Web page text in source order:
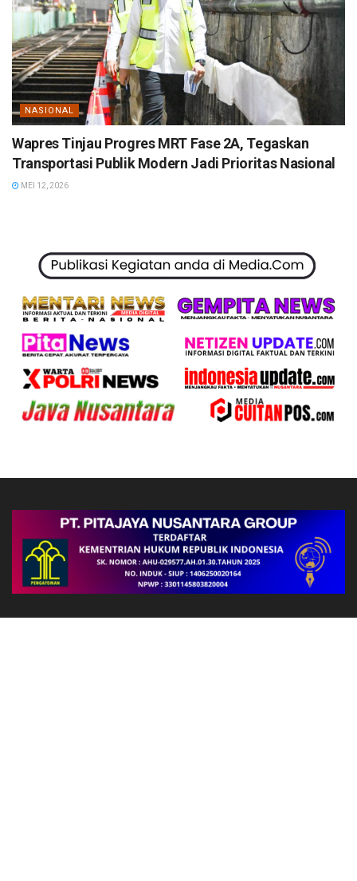
NASIONAL
Wapres Tinjau Progres MRT Fase 2A, Tegaskan
Transportasi Publik Modern Jadi Prioritas Nasional
MEI 12, 2026